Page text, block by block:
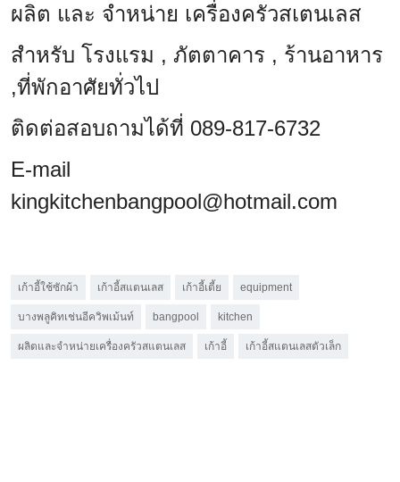
ผลิต และ จำหน่าย เครื่องครัวสเตนเลส
สำหรับ โรงแรม , ภัตตาคาร , ร้านอาหาร
,ที่พักอาศัยทั่วไป
ติดต่อสอบถามได้ที่ 089-817-6732
E-mail
kingkitchenbangpool@hotmail.com
เก้าอี้ใช้ซักผ้า เก้าอี้สแตนเลส เก้าอี้เตี้ย equipment
บางพลูคิทเช่นอีควิพเม้นท์ bangpool kitchen
ผลิตและจำหน่ายเครื่องครัวสแตนเลส เก้าอี้ เก้าอี้สแตนเลสตัวเล็ก